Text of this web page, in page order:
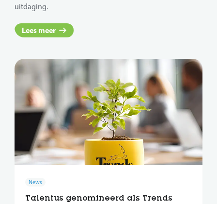
uitdaging.
Lees meer
News
Talentus genomineerd als Trends